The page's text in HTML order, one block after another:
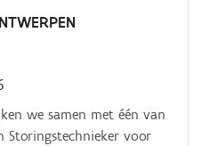
we samen met één van
Storingstechnieker voor